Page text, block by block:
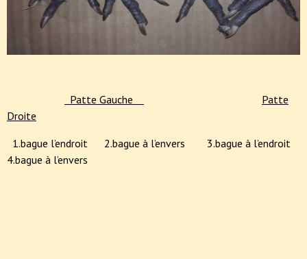
Patte Gauche
Patte
Droite
1.bague l’endroit 2.bague à l’envers 3.bague à l’endroit
4.bague à l’envers